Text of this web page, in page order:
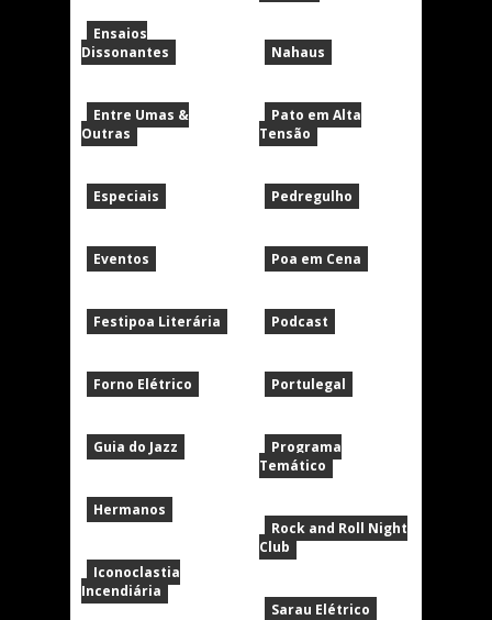
Ensaios
Dissonantes
Entre Umas &
Outras
Especiais
Eventos
Festipoa Literária
Forno Elétrico
Guia do Jazz
Hermanos
Iconoclastia
Incendiária
Nahaus
Pato em Alta
Tensão
Pedregulho
Poa em Cena
Podcast
Portulegal
Programa
Temático
Rock and Roll Night
Club
Sarau Elétrico